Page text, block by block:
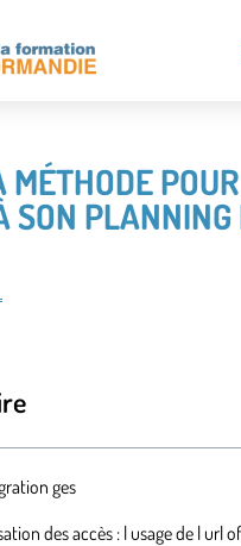
MÉTHODE POUR
SON PLANNING
ges
des accès : l usage de l url